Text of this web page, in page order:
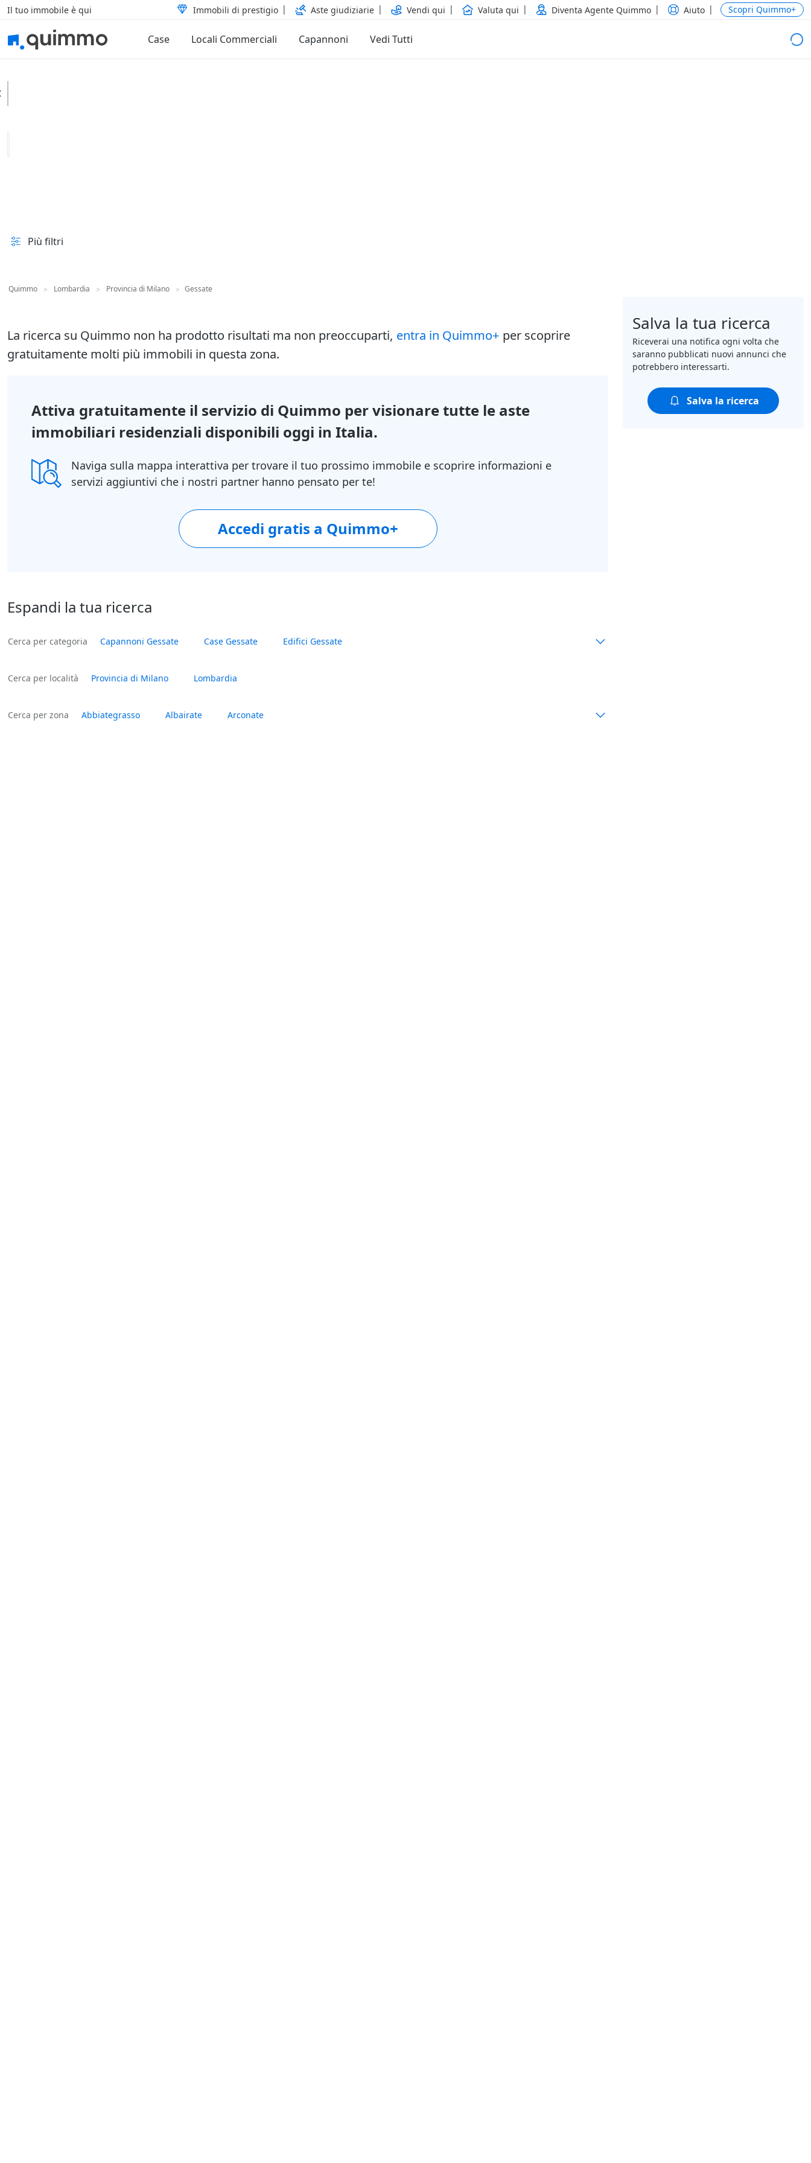
Il tuo immobile è qui Immobili di prestigio Aste giudiziarie Vendi qui Valuta qui Diventa Agente Quimmo Aiuto Scopri Quimmo+
Case Locali Commerciali Capannoni Vedi Tutti
Più filtri
Quimmo > Lombardia > Provincia di Milano > Gessate
La ricerca su Quimmo non ha prodotto risultati ma non preoccuparti, entra in Quimmo+ per scoprire
gratuitamente molti più immobili in questa zona.
Attiva gratuitamente il servizio di Quimmo per visionare tutte le aste
immobiliari residenziali disponibili oggi in Italia.
Naviga sulla mappa interattiva per trovare il tuo prossimo immobile e scoprire informazioni e
servizi aggiuntivi che i nostri partner hanno pensato per te!
Accedi gratis a Quimmo+
Espandi la tua ricerca
Cerca per categoria Capannoni Gessate Case Gessate Edifici Gessate
Cerca per località Provincia di Milano Lombardia
Cerca per zona Abbiategrasso Albairate Arconate
Salva la tua ricerca
Riceverai una notifica ogni volta che
saranno pubblicati nuovi annunci che
potrebbero interessarti.
Salva la ricerca